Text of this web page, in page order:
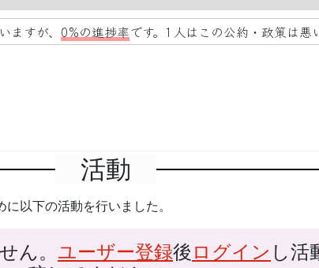
ますが、 0%の進捗率です。1人はこの公約・政策は悪
活動
以下の活動を行いました。
ん。 ユーザー登録後 ログイン し活